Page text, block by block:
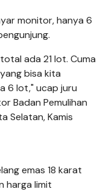
monitor, hanya 6
ada 21 lot. Cuma
bisa kita
6 lot," ucap juru
Badan Pemulihan
Selatan, Kamis
emas 18 karat
harga limit